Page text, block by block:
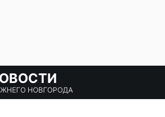
НОВГОРОДА